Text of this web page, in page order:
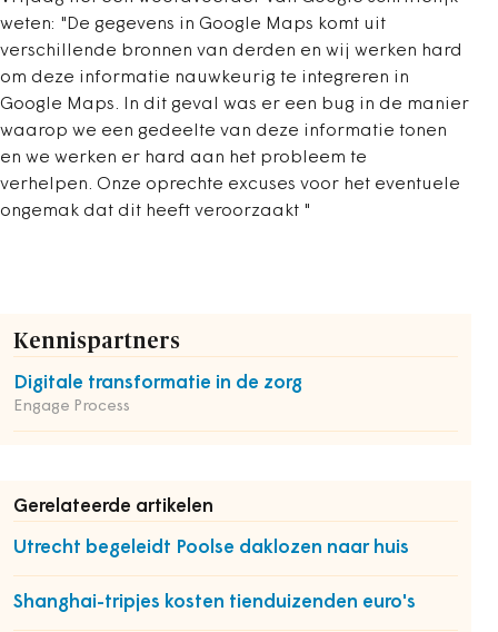
weten: "De gegevens in Google Maps komt uit
verschillende bronnen van derden en wij werken hard
om deze informatie nauwkeurig te integreren in
Google Maps. In dit geval was er een bug in de manier
waarop we een gedeelte van deze informatie tonen
en we werken er hard aan het probleem te
verhelpen. Onze oprechte excuses voor het eventuele
ongemak dat dit heeft veroorzaakt "
Kennispartners
Digitale transformatie in de zorg
Engage Process
Gerelateerde artikelen
Utrecht begeleidt Poolse daklozen naar huis
Shanghai-tripjes kosten tienduizenden euro's